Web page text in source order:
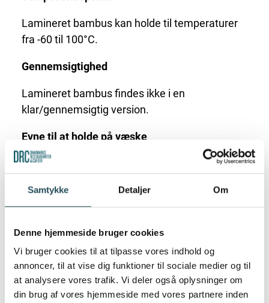
Samtykke Detaljer Om
Denne hjemmeside bruger cookies
Vi bruger cookies til at tilpasse vores indhold og
annoncer, til at vise dig funktioner til sociale medier og til
at analysere vores trafik. Vi deler også oplysninger om
din brug af vores hjemmeside med vores partnere inden
Lamineret bambus kan holde til temperaturer
fra -60 til 100°C.
Gennemsigtighed
Lamineret bambus findes ikke i en
klar/gennemsigtig version.
Evne til at holde på væske
Lamineret bambus kan godt holde på væske i
Evne til at holde noget sprødt
Lamineret bambus kan godt holde indholdet
sprødt.
Sortering og genanvendelse